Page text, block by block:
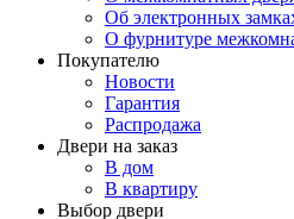
Об электронных
О фурнитуре
Покупателю
Новости
Гарантия
Распродажа
Двери на заказ
В дом
В квартиру
Выбор двери